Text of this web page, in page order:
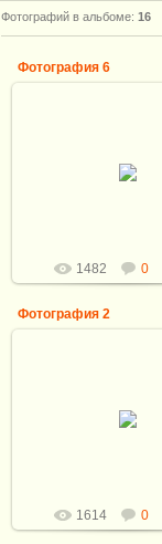
Фотографий в альбоме: 16
Фотография 6
Александра Белого,
1482 0
Фотография 2
Александра Белого,
1614 0